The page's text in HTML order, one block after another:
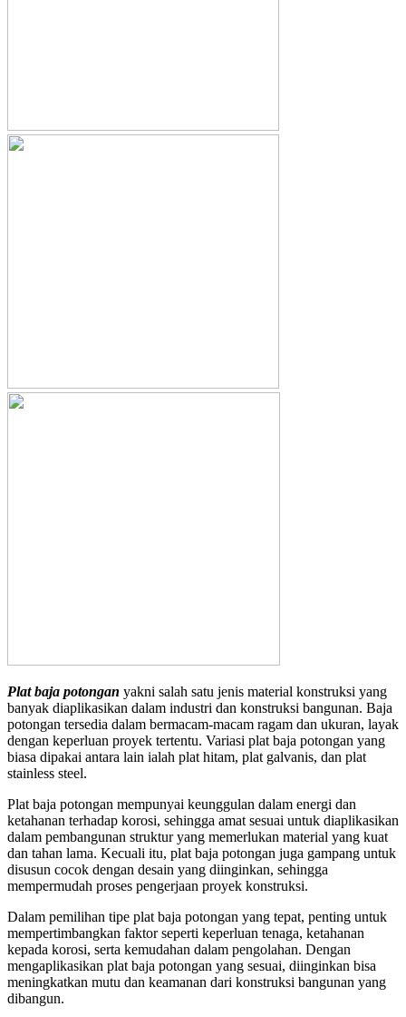
Plat baja potongan yakni salah satu jenis material konstruksi yang
banyak diaplikasikan dalam industri dan konstruksi bangunan. Baja
potongan tersedia dalam bermacam-macam ragam dan ukuran, layak
dengan keperluan proyek tertentu. Variasi plat baja potongan yang
biasa dipakai antara lain ialah plat hitam, plat galvanis, dan plat
stainless steel.
Plat baja potongan mempunyai keunggulan dalam energi dan
ketahanan terhadap korosi, sehingga amat sesuai untuk diaplikasikan
dalam pembangunan struktur yang memerlukan material yang kuat
dan tahan lama. Kecuali itu, plat baja potongan juga gampang untuk
disusun cocok dengan desain yang diinginkan, sehingga
mempermudah proses pengerjaan proyek konstruksi.
Dalam pemilihan tipe plat baja potongan yang tepat, penting untuk
mempertimbangkan faktor seperti keperluan tenaga, ketahanan
kepada korosi, serta kemudahan dalam pengolahan. Dengan
mengaplikasikan plat baja potongan yang sesuai, diinginkan bisa
meningkatkan mutu dan keamanan dari konstruksi bangunan yang
dibangun.